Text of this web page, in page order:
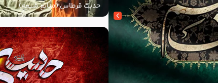
حدیث قرطاس (منابع شیعه)